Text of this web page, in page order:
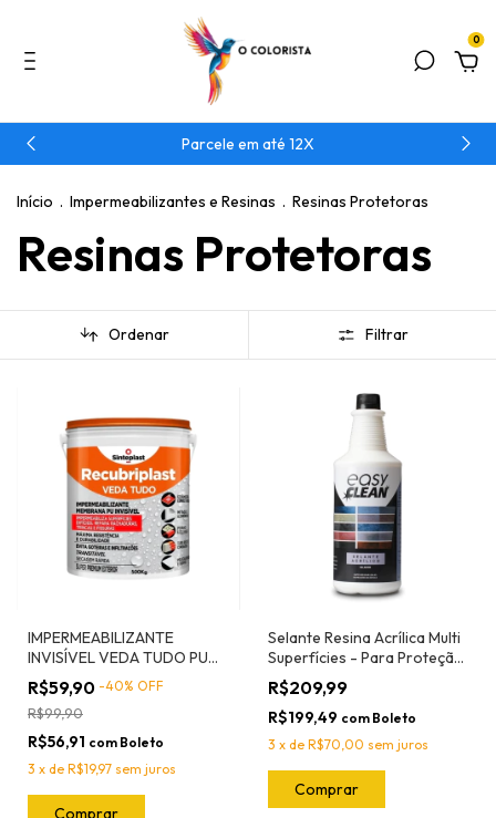
0
Parcele em até 12X
Início . Impermeabilizantes e Resinas . Resinas Protetoras
Resinas Protetoras
Ordenar Filtrar
IMPERMEABILIZANTE
INVISÍVEL VEDA TUDO PU
INCOLOR
R$59,90 -40% OFF
R$99,90
R$56,91 com Boleto
3 x de R$19,97 sem juros
Comprar
Selante Resina Acrílica Multi
Superfícies - Para Proteção
1L
R$209,99
R$199,49 com Boleto
3 x de R$70,00 sem juros
Comprar